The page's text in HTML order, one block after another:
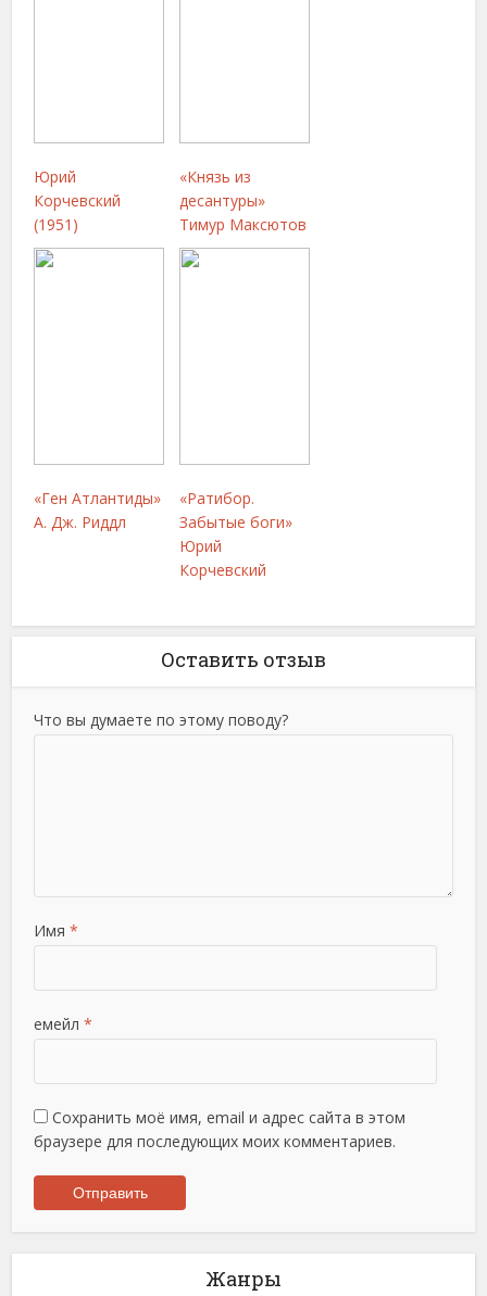
Юрий
Корчевский
(1951)
«Князь из
десантуры»
Тимур Максютов
«Ген Атлантиды»
А. Дж. Риддл
«Ратибор.
Забытые боги»
Юрий
Корчевский
Оставить отзыв
Что вы думаете по этому поводу?
Имя *
емейл *
Сохранить моё имя, email и адрес сайта в этом
браузере для последующих моих комментариев.
Жанры